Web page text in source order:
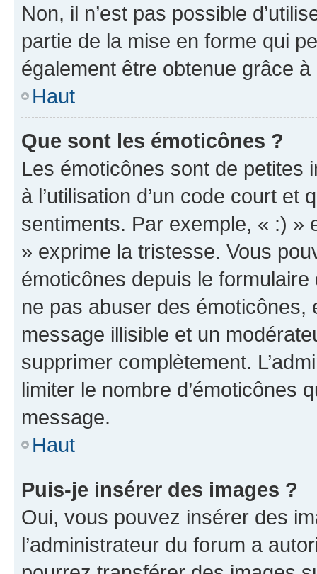
Non, il n’est pas possible
partie de la mise en forme qui
également être obtenue grâce à
Haut
Que sont les émoticônes ?
Les émoticônes sont de petites
à l’utilisation d’un code court et
sentiments. Par exemple, « :) »
» exprime la tristesse. Vous
émoticônes depuis le
ne pas abuser des
message illisible et un
supprimer complètement.
limiter le nombre d’émoticônes
message.
Haut
Puis-je insérer des images ?
Oui, vous pouvez insérer des
l’administrateur du forum a